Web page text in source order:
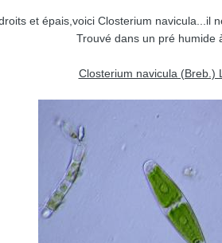
et épais,voici Closterium navicula...il
Trouvé dans un pré humide
Closterium navicula (Breb.)